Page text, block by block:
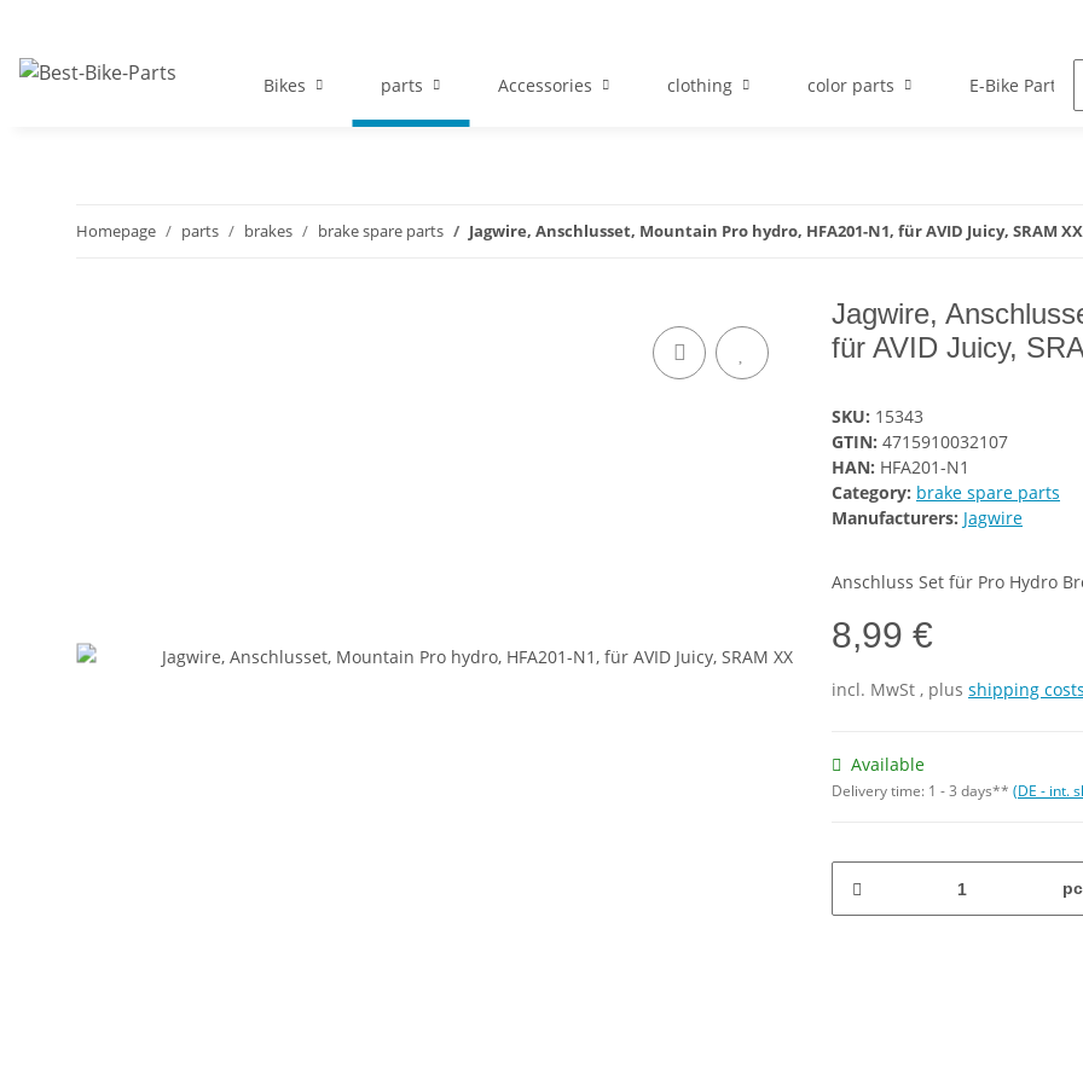
Bikes parts Accessories clothing color parts E-Bike Parts
Homepage parts brakes brake spare parts Jagwire, Anschlusset, Mountain Pro hydro, HFA201-N1, für AVID Juicy, SRAM XX
Jagwire,
für AVID Juicy,
SKU: 15343
GTIN: 4715910032107
HAN: HFA201-N1
Category: brake spare parts
Manufacturers: Jagwire
Anschluss Set für Pro Hydro
8,99 €
incl. MwSt , plus shipping
Available
Delivery time: 1 - 3 days** (DE - int.